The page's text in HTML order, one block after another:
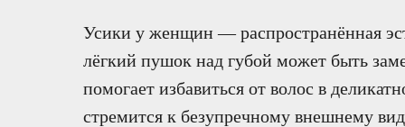
Усики у женщин — распространённая
лёгкий пушок над губой может быть
помогает избавиться от волос в
стремится к безупречному внешнему